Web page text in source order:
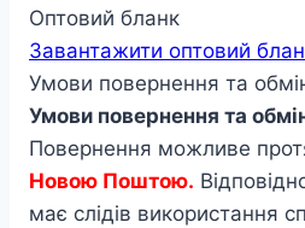
Оптовий бланк
Завантажити оптовий
Умови повернення та
Умови повернення та
Повернення можливе
Новою Поштою.
має слідів використання